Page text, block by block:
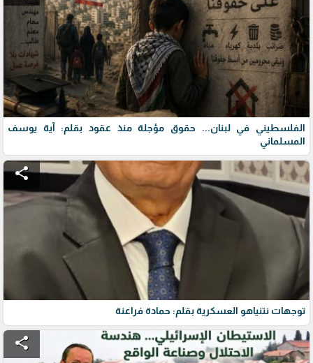
الفلسطيني في لبنان... حقوق مؤجلة منذ عقود بقلم: آية يوسف
المسلماني
share
توجهات نتنياهو العسكرية بقلم: حمادة فراعنة
share